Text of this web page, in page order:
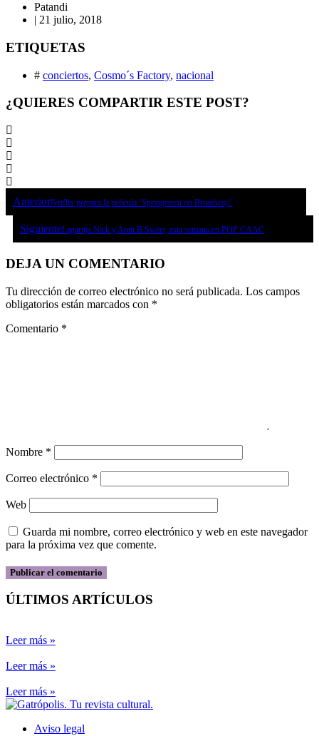
Patandi
| 21 julio, 2018
ETIQUETAS
# conciertos, Cosmo´s Factory, nacional
¿QUIERES COMPARTIR ESTE POST?
AnteriorNetflix prepara la película ‘Springsteen on Broadway’
SiguienteLagartija Nick y Anni B Sweet, esta semana en POP CAAC
DEJA UN COMENTARIO
Tu dirección de correo electrónico no será publicada. Los campos
obligatorios están marcados con *
Comentario *
Nombre *
Correo electrónico *
Web
Guarda mi nombre, correo electrónico y web en este navegador
para la próxima vez que comente.
ÚLTIMOS ARTÍCULOS
Leer más »
Leer más »
Leer más »
Aviso legal